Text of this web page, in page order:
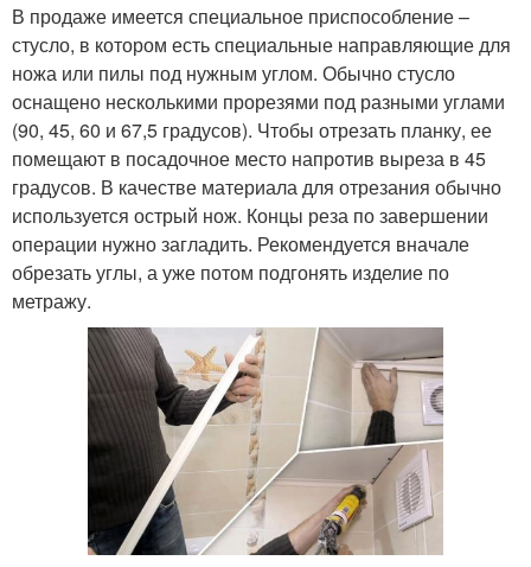
В продаже имеется специальное приспособление –
стусло, в котором есть специальные направляющие для
ножа или пилы под нужным углом. Обычно стусло
оснащено несколькими прорезями под разными углами
(90, 45, 60 и 67,5 градусов). Чтобы отрезать планку, ее
помещают в посадочное место напротив выреза в 45
градусов. В качестве материала для отрезания обычно
используется острый нож. Концы реза по завершении
операции нужно загладить. Рекомендуется вначале
обрезать углы, а уже потом подгонять изделие по
метражу.